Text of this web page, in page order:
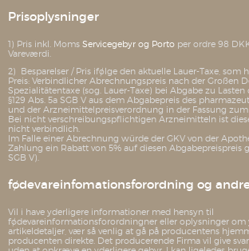
Prisoplysninger
1) Pris inkl. Moms Servicegebyr og Porto per ordre 98
Vareværdi.
2) Besparelser / Pris ifølge den aktuelle Lauer-Taxe, som
Preis: Verbindlicher Abrechnungspreis nach der Großen
Spezialitätentaxe (sog. Lauer-Taxe) bei Abgabe zu Lasten
§129 Abs. 5a SGB V aus dem Abgabepreis des
und der Arzneimittelpreisverordnung in der Fassung zum
Bei nicht verschreibungspflichtigen Arzneimitteln ist
nicht verbindlich.
Im Falle einer Abrechnung würde der GKV von der
Zahlung ein Rabatt von 5% auf diesen Abgabepreispreis
SGB V).
fødevareinfomationsforordning og
Vil i have yderligere informationer med hensyn til
fødevareinformationsforordningner eller oplysninger om
artikeldetaljer, vær så venlig at gå på producentens
producenten direkte. Det producerende Firma vil give